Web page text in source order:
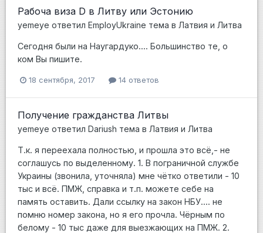
Рабоча виза D в Литву или Эстонию
yemeye ответил EmployUkraine тема в Латвия и Литва
Сегодня были на Наугардуко.... Большинство те, о
ком Вы пишите.
18 сентября, 2017 14 ответов
Получение гражданства Литвы
yemeye ответил Dariush тема в Латвия и Литва
Т.к. я переехала полностью, и прошла это всё,- не
соглашусь по выделенному. 1. В пограничной службе
Украины (звонила, уточняла) мне чётко ответили - 10
тыс и всё. ПМЖ, справка и т.п. можете себе на
память оставить. Дали ссылку на закон НБУ.... не
помню номер закона, но я его прочла. Чёрным по
белому - 10 тыс даже для выезжающих на ПМЖ. 2.